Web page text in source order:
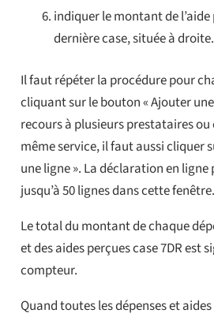
indiquer le montant de
dernière case, située à droite.
Il faut répéter la procédure pour
cliquant sur le bouton « Ajouter
recours à plusieurs prestataires
même service, il faut aussi cliquer
une ligne ». La déclaration en
jusqu’à 50 lignes dans cette fenêtre.
Le total du montant de chaque
et des aides perçues case 7DR est
compteur.
Quand toutes les dépenses et